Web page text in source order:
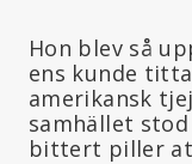
Hon blev så
ens kunde
amerikansk
samhället
bittert piller